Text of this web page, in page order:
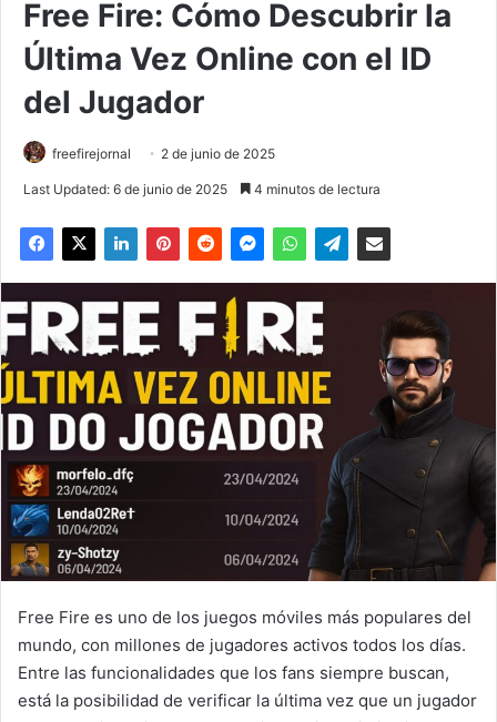
Free Fire: Cómo Descubrir la
Última Vez Online con el ID
del Jugador
freefirejornal 2 de junio de 2025
Last Updated: 6 de junio de 2025 4 minutos de lectura
Free Fire es uno de los juegos móviles más populares del
mundo, con millones de jugadores activos todos los días.
Entre las funcionalidades que los fans siempre buscan,
está la posibilidad de verificar la última vez que un jugador